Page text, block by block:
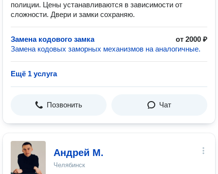
полиции. Цены устанавливаются в зависимости от
сложности. Двери и замки сохраняю.
Замена кодового замка
от 2000 ₽
Замена кодовых заморных механизмов на аналогичные.
Ещё 1 услуга
Позвонить Чат
Андрей М.
Челябинск